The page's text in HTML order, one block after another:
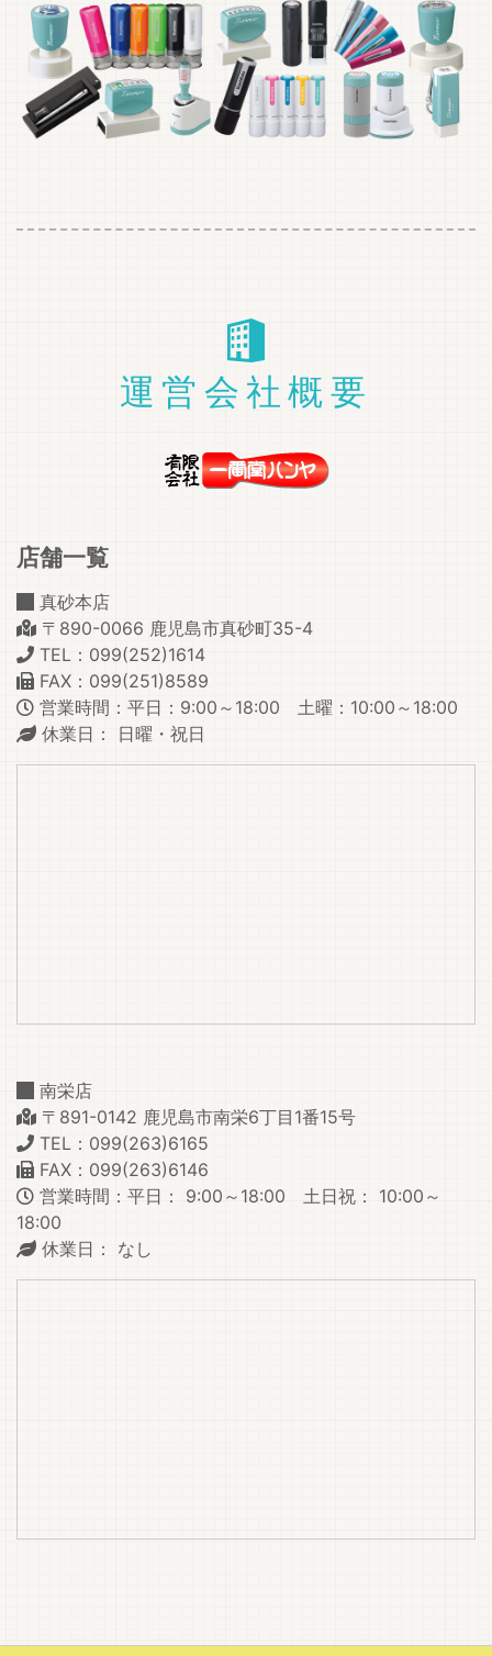
運営会社概要
店舗一覧
真砂本店
〒890-0066 鹿児島市真砂町35-4
TEL：099(252)1614
FAX：099(251)8589
営業時間：平日：9:00～18:00 土曜：10:00～18:00
休業日： 日曜・祝日
南栄店
〒891-0142 鹿児島市南栄6丁目1番15号
TEL：099(263)6165
FAX：099(263)6146
営業時間：平日： 9:00～18:00 土日祝： 10:00～
18:00
休業日： なし